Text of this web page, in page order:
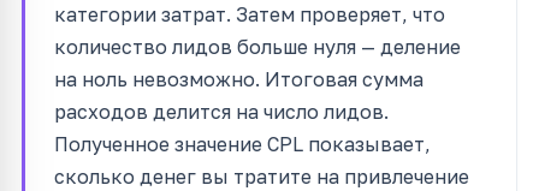
категории затрат. Затем проверяет, что
количество лидов больше нуля — деление
на ноль невозможно. Итоговая сумма
расходов делится на число лидов.
Полученное значение CPL показывает,
сколько денег вы тратите на привлечение